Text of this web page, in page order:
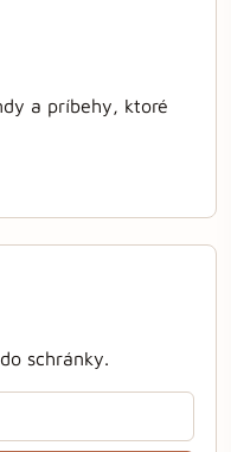
a príbehy, ktoré
schránky.